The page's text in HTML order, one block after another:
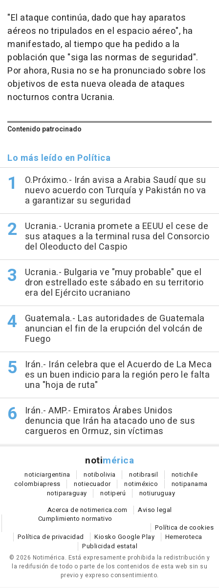
"El ataque continúa, dado que hay aparatos
aéreos no tripulados en el espacio aéreo", ha
manifestado, al tiempo que ha pedido a la
población que "siga las normas de seguridad".
Por ahora, Rusia no se ha pronunciado sobre los
objetivos de esta nueva oleada de ataques
nocturnos contra Ucrania.
Contenido patrocinado
Lo más leído en Política
O.Próximo.- Irán avisa a Arabia Saudí que su
nuevo acuerdo con Turquía y Pakistán no va
a garantizar su seguridad
Ucrania.- Ucrania promete a EEUU el cese de
sus ataques a la terminal rusa del Consorcio
del Oleoducto del Caspio
Ucrania.- Bulgaria ve "muy probable" que el
dron estrellado este sábado en su territorio
era del Ejército ucraniano
Guatemala.- Las autoridades de Guatemala
anuncian el fin de la erupción del volcán de
Fuego
Irán.- Irán celebra que el Acuerdo de La Meca
es un buen indicio para la región pero le falta
una "hoja de ruta"
Irán.- AMP.- Emiratos Árabes Unidos
denuncia que Irán ha atacado uno de sus
cargueros en Ormuz, sin víctimas
notimérica
noticiargentina notibolivia notibrasil notichile
colombiapress notiecuador notiméxico notipanama
notiparaguay notiperú notiuruguay
Acerca de notimerica.com
Aviso legal
Cumplimiento normativo
Política de cookies
Política de privacidad
Kiosko Google Play
Hemeroteca
Publicidad estatal
© 2026 Notimérica. Está expresamente prohibida la redistribución y
la redifusión de todo o parte de los contenidos de esta web sin su
previo y expreso consentimiento.